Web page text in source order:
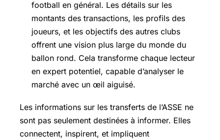
football en général. Les détails sur les
montants des transactions, les profils des
joueurs, et les objectifs des autres clubs
offrent une vision plus large du monde du
ballon rond. Cela transforme chaque lecteur
en expert potentiel, capable d’analyser le
marché avec un œil aiguisé.
Les informations sur les transferts de l’ASSE ne
sont pas seulement destinées à informer. Elles
connectent, inspirent, et impliquent